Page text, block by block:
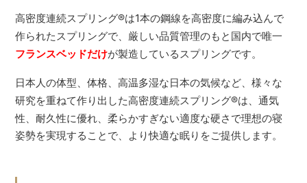
高密度連続スプリング®は1本の鋼線を高密度に編み込んで
作られたスプリングで、厳しい品質管理のもと国内で唯一
フランスベッドだけが製造しているスプリングです。
日本人の体型、体格、高温多湿な日本の気候など、様々な
研究を重ねて作り出した高密度連続スプリング®は、通気
性、耐久性に優れ、柔らかすぎない適度な硬さで理想の寝
姿勢を実現することで、より快適な眠りをご提供します。